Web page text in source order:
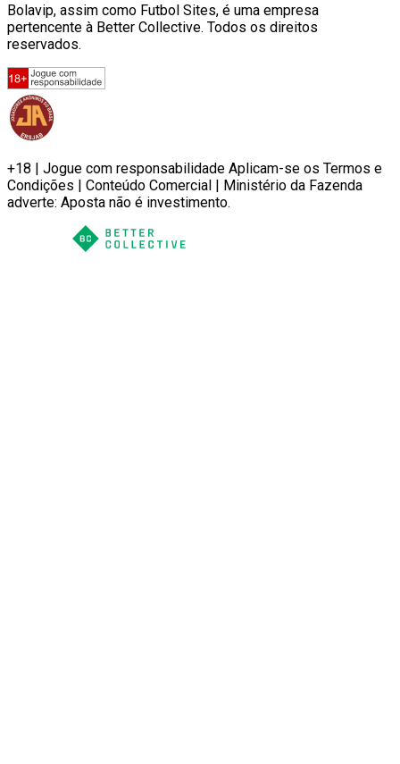
Bolavip, assim como Futbol Sites, é uma empresa
pertencente à Better Collective. Todos os direitos
reservados.
+18 | Jogue com responsabilidade Aplicam-se os Termos e
Condições | Conteúdo Comercial | Ministério da Fazenda
adverte: Aposta não é investimento.